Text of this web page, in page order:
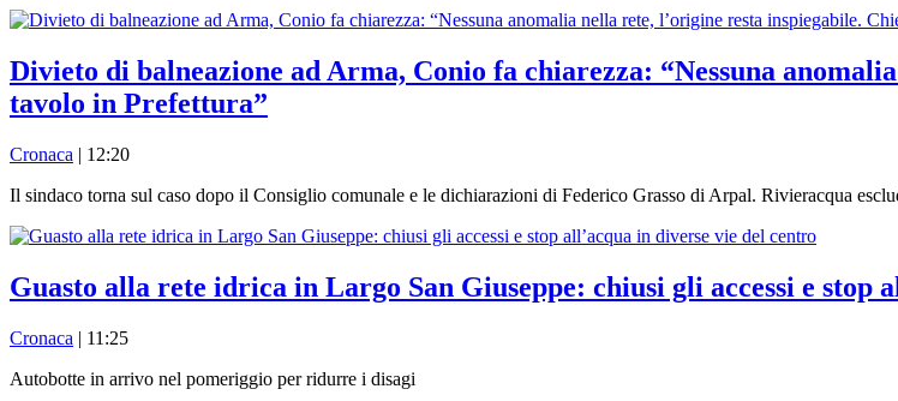
Divieto di balneazione ad Arma, Conio fa chiarezza: “Nessuna
tavolo in Prefettura”
Cronaca | 12:20
Il sindaco torna sul caso dopo il Consiglio comunale e le dichiarazioni di Federico Grasso di Arpal. Rivieracqua
Guasto alla rete idrica in Largo San Giuseppe: chiusi gli accessi e stop
Cronaca | 11:25
Autobotte in arrivo nel pomeriggio per ridurre i disagi